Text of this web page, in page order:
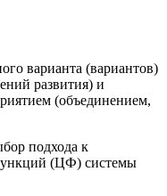
варианта (вариантов)
развития) и
(объединением,
подхода к
(ЦФ) системы